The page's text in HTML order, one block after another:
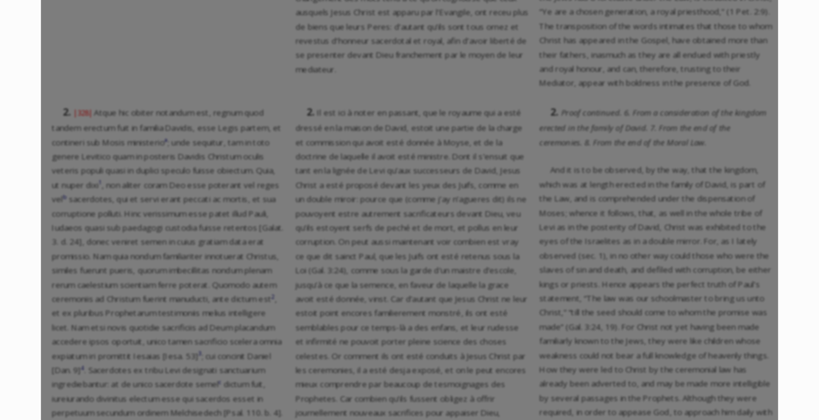
ausquels Jesus Christ est apparu par l’Evangile, ont receu plus
de biens que leurs Peres: d’autant qu’ils sont tous ornez et
revestus d’honneur sacerdotal et royal, afin d’avoir liberté de
se presenter devant Dieu franchement par le moyen de leur
mediateur.
“Ye are a chosen generation, a royal priesthood,” (1 Pet. 2:9).
The transposition of the words intimates that those to whom
Christ has appeared in the Gospel, have obtained more than
their fathers, inasmuch as they are all endued with priestly
and royal honour, and can, therefore, trusting to their
Mediator, appear with boldness in the presence of God.
2. |328| Atque hic obiter notandum est, regnum quod
tandem erectum fuit in familia Davidis, esse Legis partem, et
contineri sub Mosis ministerioa ; unde sequitur, tam in toto
genere Levitico quam in posteris Davidis Christum oculis
veteris populi quasi in duplici speculo fuisse obiectum. Quia,
ut nuper dixi
, non aliter coram Deo esse poterant vel reges
velb sacerdotes, qui et servi erant peccati ac mortis, et sua
corruptione polluti. Hinc verissimum esse patet illud Pauli,
Iudaeos quasi sub paedagogi custodia fuisse retentos [Galat.
3. d. 24], donec veniret semen in cuius gratiam data erat
promissio. Nam quia nondum familiariter innotuerat Christus,
similes fuerunt pueris, quorum imbecillitas nondum plenam
rerum caelestium scientiam ferre poterat. Quomodo autem
ceremoniis ad Christum fuerint manuducti, ante dictum est 2
et ex pluribus Prophetarum testimoniis melius intelligere
licet. Nam etsi novis quotidie sacrificiis ad Deum placandum
accedere ipsos oportuit, unico tamen sacrificio scelera omnia
expiatum iri promittit Iesaias [Iesa. 53]
; cui concinit Daniel
[Dan. 9]4
. Sacerdotes ex tribu Levi designati sanctuarium
ingrediebantur: at de unico sacerdote semelc dictum fuit,
iureiurando divinitus electum esse qui sacerdos esset in
perpetuum secundum ordinem Melchisedech [Psal. 110. b. 4].
2. Il est ici à noter en passant, que le royaume qui a esté
dressé en la maison de David, estoit une partie de la charge
et commission qui avoit esté donnée à Moyse, et de la
doctrine de laquelle il avoit esté ministre. Dont il s’ensuit que
tant en la lignée de Levi qu’aux successeurs de David, Jesus
Christ a esté proposé devant les yeux des Juifs, comme en
un double miroir: pource que (comme j’ay n’agueres dit) ils ne
pouvoyent estre autrement sacrificateurs devant Dieu, veu
qu’ils estoyent serfs de peché et de mort, et pollus en leur
corruption. On peut aussi maintenant voir combien est vray
ce que dit sainct Paul, que les Juifs ont esté retenus sous la
Loi (Gal. 3:24), comme sous la garde d’un maistre d’escole,
jusqu’à ce que la semence, en faveur de laquelle la grace
avoit esté donnée, vinst. Car d’autant que Jesus Christ ne leur
estoit point encores familierement monstré, ils ont esté
semblables pour ce temps-là a des enfans, et leur rudesse
et infirmité ne pouvoit porter pleine science des choses
celestes. Or comment ils ont esté conduits à Jesus Christ par
les ceremonies, il a esté desja exposé, et on le peut encores
mieux comprendre par beaucoup de tesmoignages des
Prophetes. Car combien qu’ils fussent obligez à offrir
journellement nouveaux sacrifices pour appaiser Dieu,
2. Proof continued. 6. From a consideration of the kingdom
erected in the family of David. 7. From the end of the
ceremonies. 8. From the end of the Moral Law.
And it is to be observed, by the way, that the kingdom,
which was at length erected in the family of David, is part of
the Law, and is comprehended under the dispensation of
Moses; whence it follows, that, as well in the whole tribe of
Levi as in the posterity of David, Christ was exhibited to the
eyes of the Israelites as in a double mirror. For, as I lately
observed (sec. 1), in no other way could those who were the
slaves of sin and death, and defiled with corruption, be either
kings or priests. Hence appears the perfect truth of Paul’s
statement, “The law was our schoolmaster to bring us unto
Christ,” “till the seed should come to whom the promise was
made” (Gal. 3:24, 19). For Christ not yet having been made
familiarly known to the Jews, they were like children whose
weakness could not bear a full knowledge of heavenly things.
How they were led to Christ by the ceremonial law has
already been adverted to, and may be made more intelligible
by several passages in the Prophets. Although they were
required, in order to appease God, to approach him daily with